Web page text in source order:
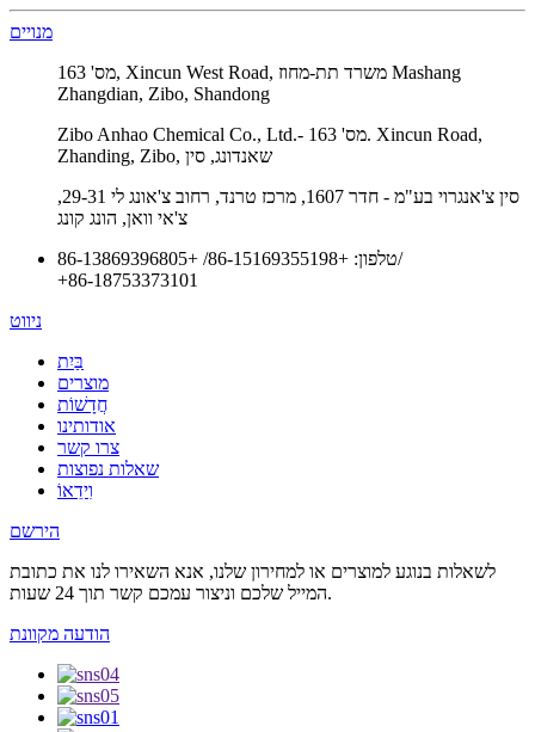
מנויים
מס' 163, Xincun West Road, משרד תת-מחוז Mashang
Zhangdian, Zibo, Shandong
Zibo Anhao Chemical Co., Ltd.- מס' 163. Xincun Road,
Zhanding, Zibo, שאנדונג, סין
סין צ'אנגרוי בע"מ - חדר 1607, מרכז טרנד, רחוב צ'אונג לי 29-31,
צ'אי וואן, הונג קונג
טלפון: +86-15169355198
/
+86-13869396805
/
+86-18753373101
ניווט
בַּיִת
מוצרים
חֲדָשׁוֹת
אודותינו
צרו קשר
שאלות נפוצות
וִידֵאוֹ
הירשם
לשאלות בנוגע למוצרים או למחירון שלנו, אנא השאירו לנו את כתובת
המייל שלכם וניצור עמכם קשר תוך 24 שעות.
הודעה מקוונת